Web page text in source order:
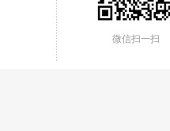
微信扫一扫